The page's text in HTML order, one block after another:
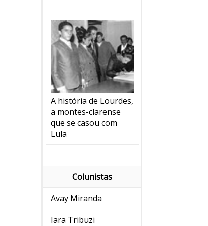
A história de Lourdes,
a montes-clarense
que se casou com
Lula
Colunistas
Avay Miranda
Iara Tribuzi